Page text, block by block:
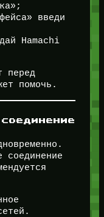
введи
Hamachi
перед
помочь.
соединение